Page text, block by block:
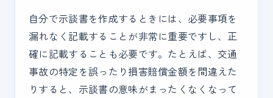
自分で示談書を作成するときには、必要事項を
漏れなく記載することが非常に重要ですし、正
確に記載することも必要です。たとえば、交通
事故の特定を誤ったり損害賠償金額を間違えた
りすると、示談書の意味がまったくなくなって